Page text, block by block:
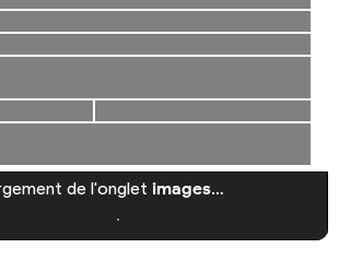
de l'onglet images…